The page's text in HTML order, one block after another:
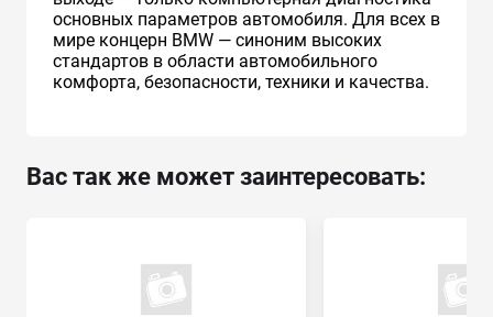
основных параметров автомобиля. Для всех в
мире концерн BMW — синоним высоких
стандартов в области автомобильного
комфорта, безопасности, техники и качества.
Вас так же может заинтересовать: